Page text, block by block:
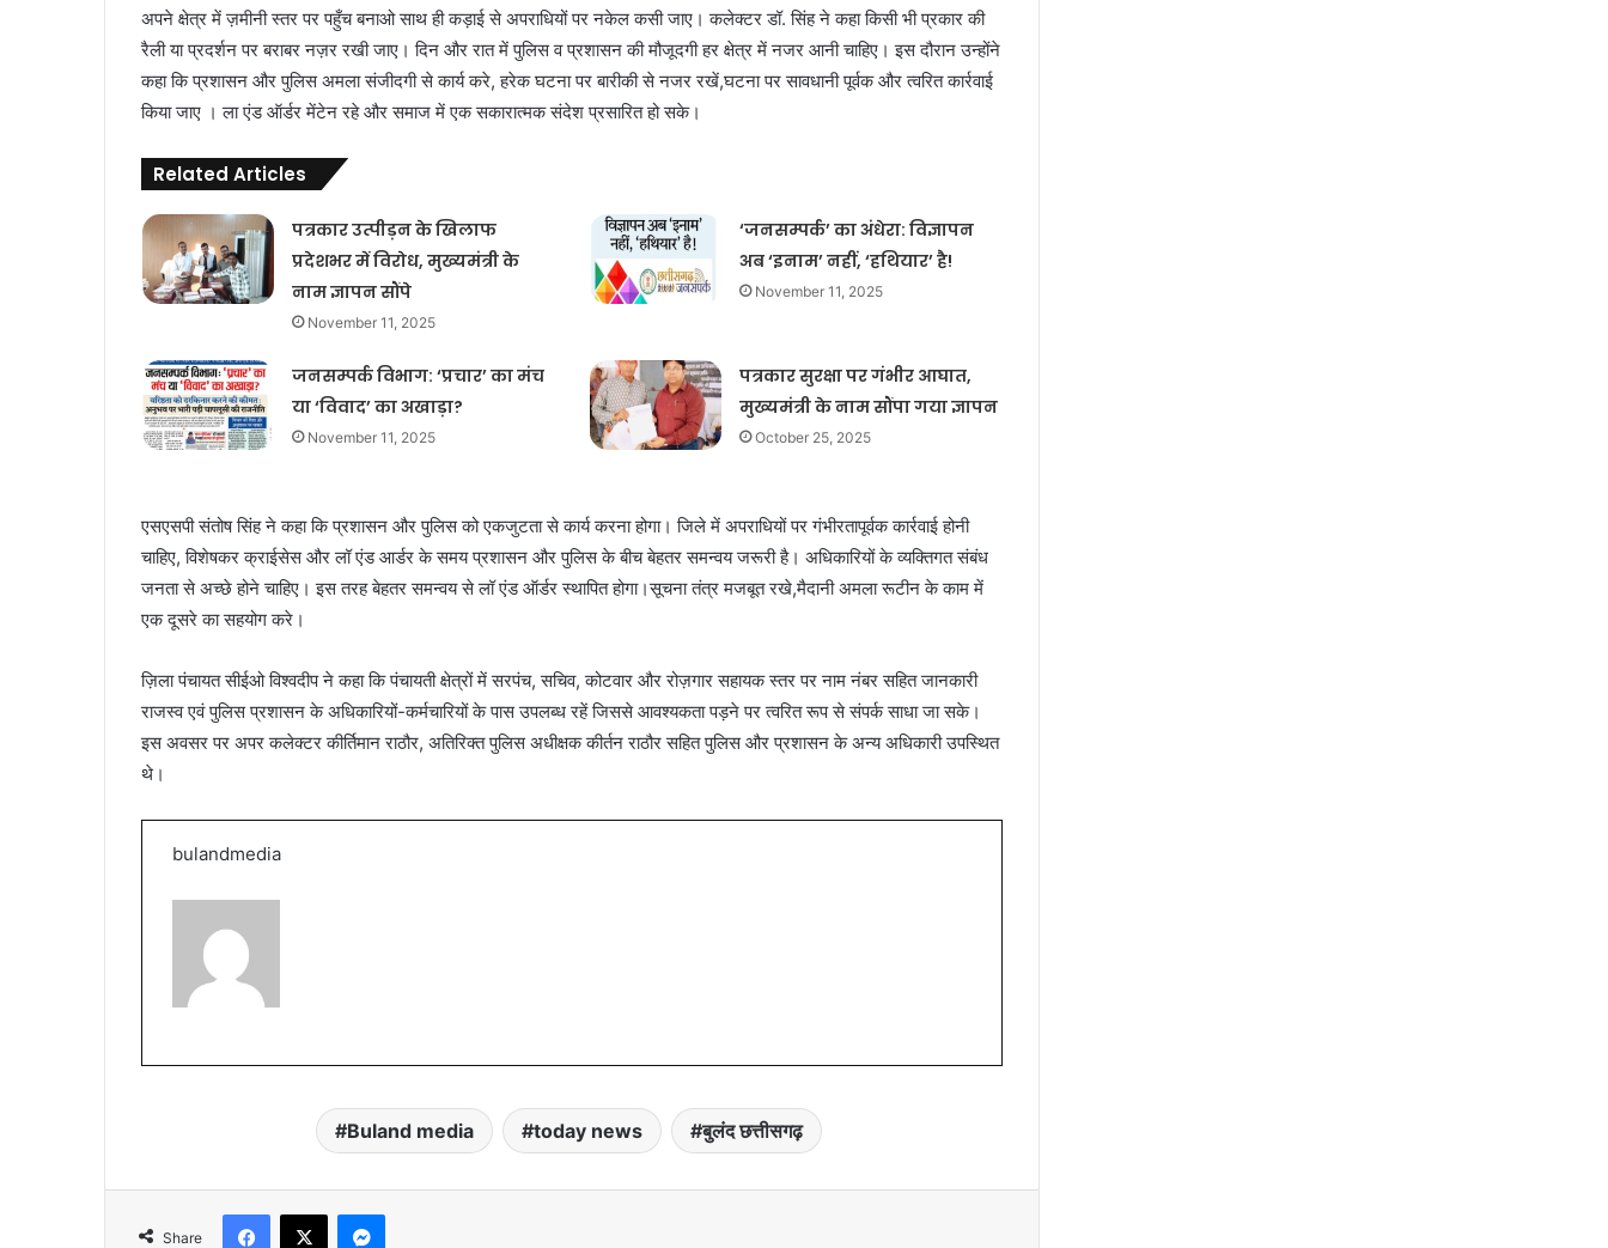
अपने क्षेत्र में ज़मीनी स्तर पर पहुँच बनाओ साथ ही कड़ाई से अपराधियों पर नकेल कसी जाए। कलेक्टर डॉ. सिंह ने कहा किसी भी प्रकार की
रैली या प्रदर्शन पर बराबर नज़र रखी जाए। दिन और रात में पुलिस व प्रशासन की मौजूदगी हर क्षेत्र में नजर आनी चाहिए। इस दौरान उन्होंने
कहा कि प्रशासन और पुलिस अमला संजीदगी से कार्य करे, हरेक घटना पर बारीकी से नजर रखें,घटना पर सावधानी पूर्वक और त्वरित कार्रवाई
किया जाए । ला एंड ऑर्डर मेंटेन रहे और समाज में एक सकारात्मक संदेश प्रसारित हो सके।
Related Articles
पत्रकार उत्पीड़न के खिलाफ
प्रदेशभर में विरोध, मुख्यमंत्री के
नाम ज्ञापन सौंपे
November 11, 2025
‘जनसम्पर्क’ का अंधेरा: विज्ञापन
अब ‘इनाम’ नहीं, ‘हथियार’ है!
November 11, 2025
जनसम्पर्क विभाग: ‘प्रचार’ का मंच
या ‘विवाद’ का अखाड़ा?
November 11, 2025
पत्रकार सुरक्षा पर गंभीर आघात,
मुख्यमंत्री के नाम सौंपा गया ज्ञापन
October 25, 2025
एसएसपी संतोष सिंह ने कहा कि प्रशासन और पुलिस को एकजुटता से कार्य करना होगा। जिले में अपराधियों पर गंभीरतापूर्वक कार्रवाई होनी
चाहिए, विशेषकर क्राईसेस और लॉ एंड आर्डर के समय प्रशासन और पुलिस के बीच बेहतर समन्वय जरूरी है। अधिकारियों के व्यक्तिगत संबंध
जनता से अच्छे होने चाहिए। इस तरह बेहतर समन्वय से लॉ एंड ऑर्डर स्थापित होगा।सूचना तंत्र मजबूत रखे,मैदानी अमला रूटीन के काम में
एक दूसरे का सहयोग करे।
ज़िला पंचायत सीईओ विश्वदीप ने कहा कि पंचायती क्षेत्रों में सरपंच, सचिव, कोटवार और रोज़गार सहायक स्तर पर नाम नंबर सहित जानकारी
राजस्व एवं पुलिस प्रशासन के अधिकारियों-कर्मचारियों के पास उपलब्ध रहें जिससे आवश्यकता पड़ने पर त्वरित रूप से संपर्क साधा जा सके।
इस अवसर पर अपर कलेक्टर कीर्तिमान राठौर, अतिरिक्त पुलिस अधीक्षक कीर्तन राठौर सहित पुलिस और प्रशासन के अन्य अधिकारी उपस्थित
थे।
bulandmedia
Buland media today news बुलंद छत्तीसगढ़
Share
Facebook
X Messenger